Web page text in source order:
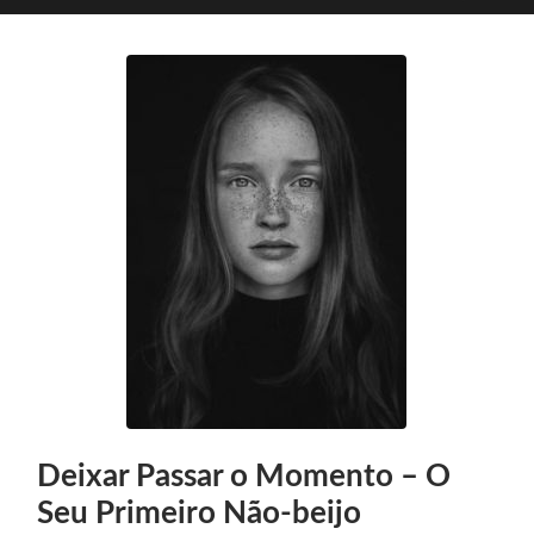
mobile
Deixar Passar o Momento – O
Seu Primeiro Não-beijo